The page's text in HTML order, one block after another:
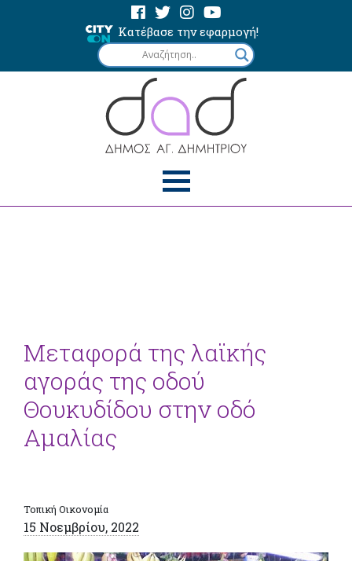
Κατέβασε την εφαρμογή!
Μεταφορά της λαϊκής
αγοράς της οδού
Θουκυδίδου στην οδό
Αμαλίας
Τοπική Οικονομία
15 Νοεμβρίου, 2022